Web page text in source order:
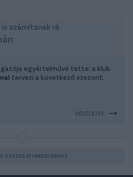
is számítanak rá
egyértelművé tette: a klub
tervezi a következő szezont.
RÉSZLETEK
ÖSSZES ÁTIGAZOLÁSHOZ